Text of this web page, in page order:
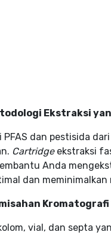
Ekstraksi
PFAS dan pestisida
Cartridgeekstraksi
Anda
dan meminimalkan
vial, dan septa